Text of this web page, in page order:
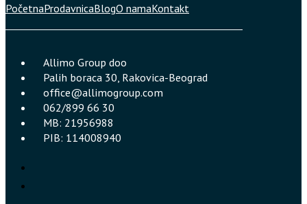
PočetnaProdavnicaBlogO namaKontakt
Allimo Group doo
Palih boraca 30, Rakovica-Beograd
office@allimogroup.com
062/899 66 30
MB: 21956988
PIB: 114008940